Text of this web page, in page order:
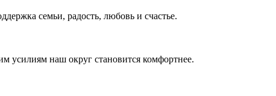
семьи, радость, любовь и счастье.
усилиям наш округ становится комфортнее.